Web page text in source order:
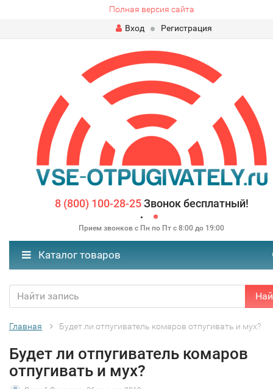
Полная версия сайта
Вход
Регистрация
8 (800) 100-28-25Звонок бесплатный!
Прием звонков с Пн по Пт с 8:00 до 19:00
Каталог товаров
Главная Будет ли отпугиватель комаров отпугивать и мух?
Будет ли отпугиватель комаров
отпугивать и мух?